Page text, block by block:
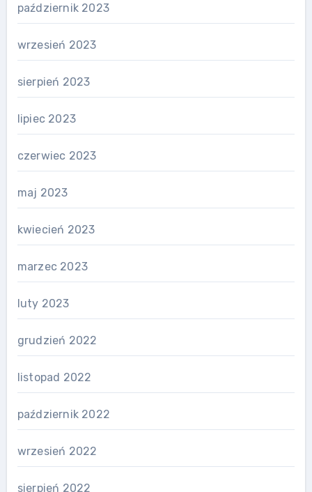
październik 2023
wrzesień 2023
sierpień 2023
lipiec 2023
czerwiec 2023
maj 2023
kwiecień 2023
marzec 2023
luty 2023
grudzień 2022
listopad 2022
październik 2022
wrzesień 2022
sierpień 2022